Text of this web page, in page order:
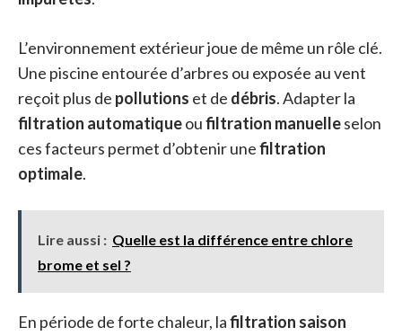
L’environnement extérieur joue de même un rôle clé.
Une piscine entourée d’arbres ou exposée au vent
reçoit plus de pollutions et de débris. Adapter la
filtration automatiqueoufiltration manuelleselon
ces facteurs permet d’obtenir unefiltration
optimale.
Lire aussi : Quelle est la différence entre chlore
brome et sel ?
En période de forte chaleur, lafiltration saison